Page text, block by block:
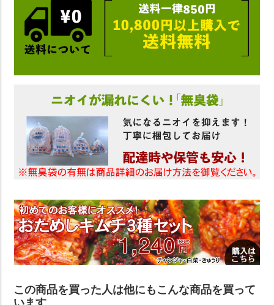
この商品を買った人は他にもこんな商品を買って